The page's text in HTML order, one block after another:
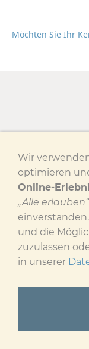
Möchten Sie Ihr
Wir
optimieren
Online-
„Alle erlauben“
und die
zuzulassen
in unserer